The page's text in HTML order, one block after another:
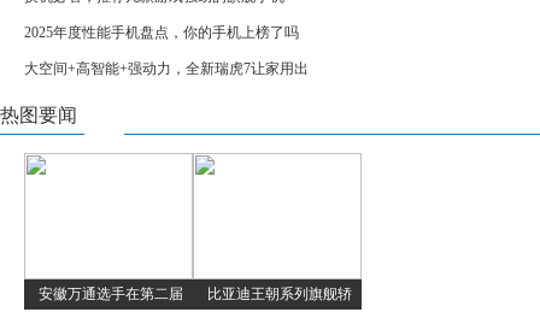
2025年度性能手机盘点，你的手机上榜了吗
大空间+高智能+强动力，全新瑞虎7让家用出
热图要闻
安徽万通选手在第二届 比亚迪王朝系列旗舰轿